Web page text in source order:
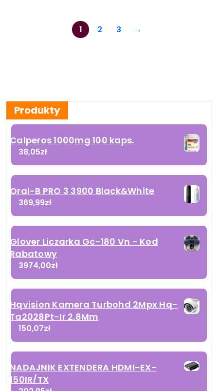
1 2 3 →
Produkty
Calperos 1000mg 100 kaps.
38,05zł
Oral-B PRO 3 3900 Black&White
369,99zł
Glover Liczarka Gc-180 Vn - Kod
Rabatowy
3974,00zł
Hqvision Kamera Turbohd 2Mpx Hq-
Ta2028Pt-Ir 2.8Mm
150,07zł
NADAJNIK EXTENDERA HDMI-EX-
150IR/TX